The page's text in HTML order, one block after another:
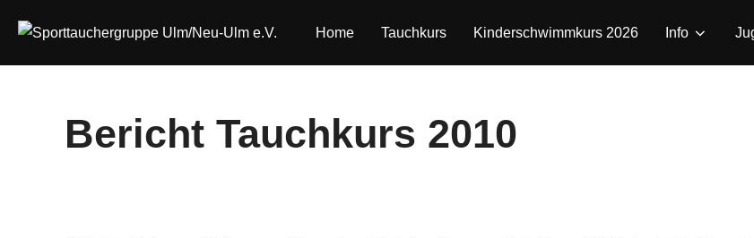
Inhalt
Home Tauchkurs Kinderschwimmkurs 2026 Info
Bericht Tauchkurs 2010